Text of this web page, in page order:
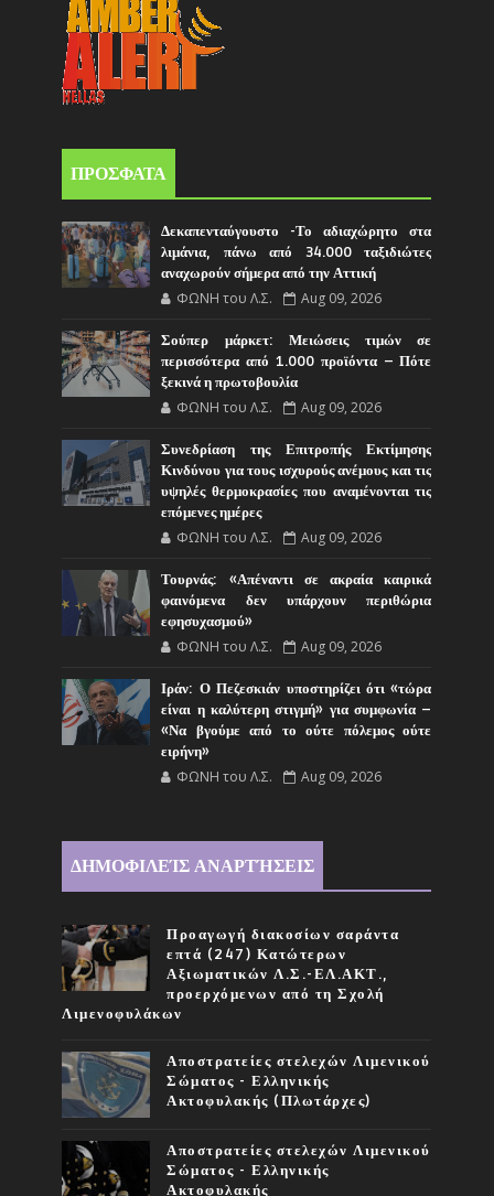
ΠΡΟΣΦΑΤΑ
Δεκαπενταύγουστο -Το αδιαχώρητο στα
λιμάνια, πάνω από 34.000 ταξιδιώτες
αναχωρούν σήμερα από την Αττική
ΦΩΝΗ του Λ.Σ. Aug 09, 2026
Σούπερ μάρκετ: Μειώσεις τιμών σε
περισσότερα από 1.000 προϊόντα – Πότε
ξεκινά η πρωτοβουλία
ΦΩΝΗ του Λ.Σ. Aug 09, 2026
Συνεδρίαση της Επιτροπής Εκτίμησης
Κινδύνου για τους ισχυρούς ανέμους και τις
υψηλές θερμοκρασίες που αναμένονται τις
επόμενες ημέρες
ΦΩΝΗ του Λ.Σ. Aug 09, 2026
Τουρνάς: «Απέναντι σε ακραία καιρικά
φαινόμενα δεν υπάρχουν περιθώρια
εφησυχασμού»
ΦΩΝΗ του Λ.Σ. Aug 09, 2026
Ιράν: Ο Πεζεσκιάν υποστηρίζει ότι «τώρα
είναι η καλύτερη στιγμή» για συμφωνία –
«Να βγούμε από το ούτε πόλεμος ούτε
ειρήνη»
ΦΩΝΗ του Λ.Σ. Aug 09, 2026
ΔΗΜΟΦΙΛΕΊΣ ΑΝΑΡΤΉΣΕΙΣ
Προαγωγή διακοσίων σαράντα
επτά (247) Κατώτερων
Αξιωματικών Λ.Σ.-ΕΛ.ΑΚΤ.,
προερχόμενων από τη Σχολή
Λιμενοφυλάκων
Αποστρατείες στελεχών Λιμενικού
Σώματος - Ελληνικής
Ακτοφυλακής (Πλωτάρχες)
Αποστρατείες στελεχών Λιμενικού
Σώματος - Ελληνικής
Ακτοφυλακής